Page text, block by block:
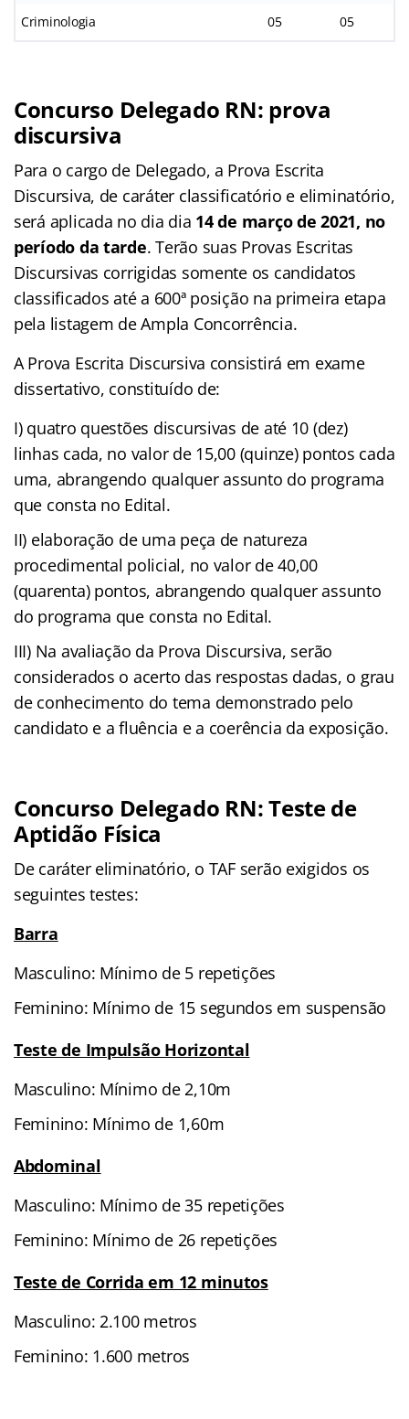
Criminologia 05 05
Concurso Delegado RN: prova
discursiva
Para o cargo de Delegado, a Prova Escrita
Discursiva, de caráter classificatório e eliminatório,
será aplicada no dia dia 14 de março de 2021, no
período da tarde. Terão suas Provas Escritas
Discursivas corrigidas somente os candidatos
classificados até a 600ª posição na primeira etapa
pela listagem de Ampla Concorrência.
A Prova Escrita Discursiva consistirá em exame
dissertativo, constituído de:
I) quatro questões discursivas de até 10 (dez)
linhas cada, no valor de 15,00 (quinze) pontos cada
uma, abrangendo qualquer assunto do programa
que consta no Edital.
II) elaboração de uma peça de natureza
procedimental policial, no valor de 40,00
(quarenta) pontos, abrangendo qualquer assunto
do programa que consta no Edital.
III) Na avaliação da Prova Discursiva, serão
considerados o acerto das respostas dadas, o grau
de conhecimento do tema demonstrado pelo
candidato e a fluência e a coerência da exposição.
Concurso Delegado RN: Teste de
Aptidão Física
De caráter eliminatório, o TAF serão exigidos os
seguintes testes:
Barra
Masculino: Mínimo de 5 repetições
Feminino: Mínimo de 15 segundos em suspensão
Teste de Impulsão Horizontal
Masculino: Mínimo de 2,10m
Feminino: Mínimo de 1,60m
Abdominal
Masculino: Mínimo de 35 repetições
Feminino: Mínimo de 26 repetições
Teste de Corrida em 12 minutos
Masculino: 2.100 metros
Feminino: 1.600 metros